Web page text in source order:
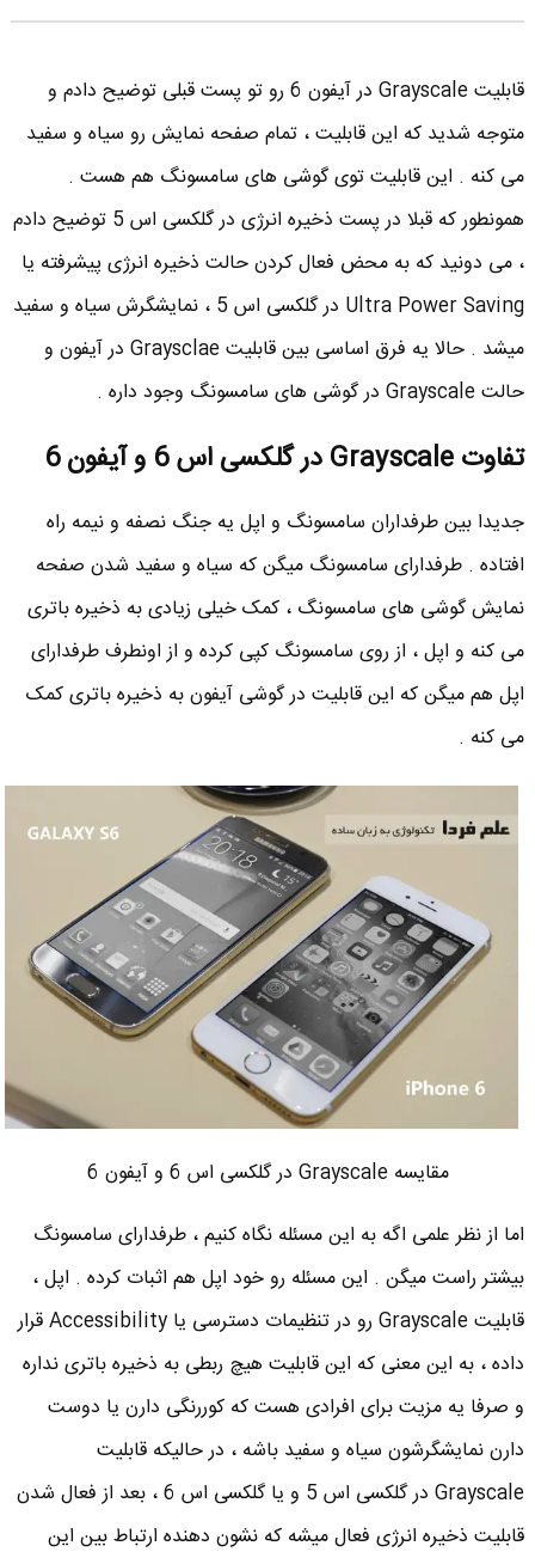
قابلیت Grayscale در آیفون 6 رو تو پست قبلی توضیح دادم و
متوجه شدید که این قابلیت ، تمام صفحه نمایش رو سیاه و سفید
می کنه . این قابلیت توی گوشی های سامسونگ هم هست .
همونطور که قبلا در پست ذخیره انرژی در گلکسی اس 5 توضیح دادم
، می دونید که به محض فعال کردن حالت ذخیره انرژی پیشرفته یا
Ultra Power Saving در گلکسی اس 5 ، نمایشگرش سیاه و سفید
میشد . حالا یه فرق اساسی بین قابلیت Graysclae در آیفون و
حالت Grayscale در گوشی های سامسونگ وجود داره .
تفاوت Grayscale در گلکسی اس 6 و آیفون 6
جدیدا بین طرفداران سامسونگ و اپل یه جنگ نصفه و نیمه راه
افتاده . طرفدارای سامسونگ میگن که سیاه و سفید شدن صفحه
نمایش گوشی های سامسونگ ، کمک خیلی زیادی به ذخیره باتری
می کنه و اپل ، از روی سامسونگ کپی کرده و از اونطرف طرفدارای
اپل هم میگن که این قابلیت در گوشی آیفون به ذخیره باتری کمک
می کنه .
مقایسه Grayscale در گلکسی اس 6 و آیفون 6
اما از نظر علمی اگه به این مسئله نگاه کنیم ، طرفدارای سامسونگ
بیشتر راست میگن . این مسئله رو خود اپل هم اثبات کرده . اپل ،
قابلیت Grayscale رو در تنظیمات دسترسی یا Accessibility قرار
داده ، به این معنی که این قابلیت هیچ ربطی به ذخیره باتری نداره
و صرفا یه مزیت برای افرادی هست که کوررنگی دارن یا دوست
دارن نمایشگرشون سیاه و سفید باشه ، در حالیکه قابلیت
Grayscale در گلکسی اس 5 و یا گلکسی اس 6 ، بعد از فعال شدن
قابلیت ذخیره انرژی فعال میشه که نشون دهنده ارتباط بین این